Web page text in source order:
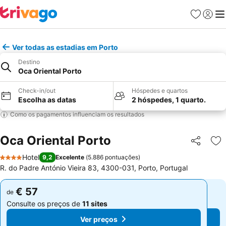
Favoritos
Iniciar
Ver todas as estadias em Porto
Destino
Oca Oriental Porto
Check-in/out
Escolha as datas
Hóspedes e quartos
2 hóspedes, 1 quarto.
Como os pagamentos influenciam os resultados
Oca Oriental Porto Partilhar
4 Estrelas
Hotel 9,2 Excelente (5.886 pontuações)
R. do Padre António Vieira 83, 4300-031, Porto, Portugal
de € 57
Consulte os preços de 11 sites
Ver preços
de € 57
Consulte os preços de 11 sites
Ver preços